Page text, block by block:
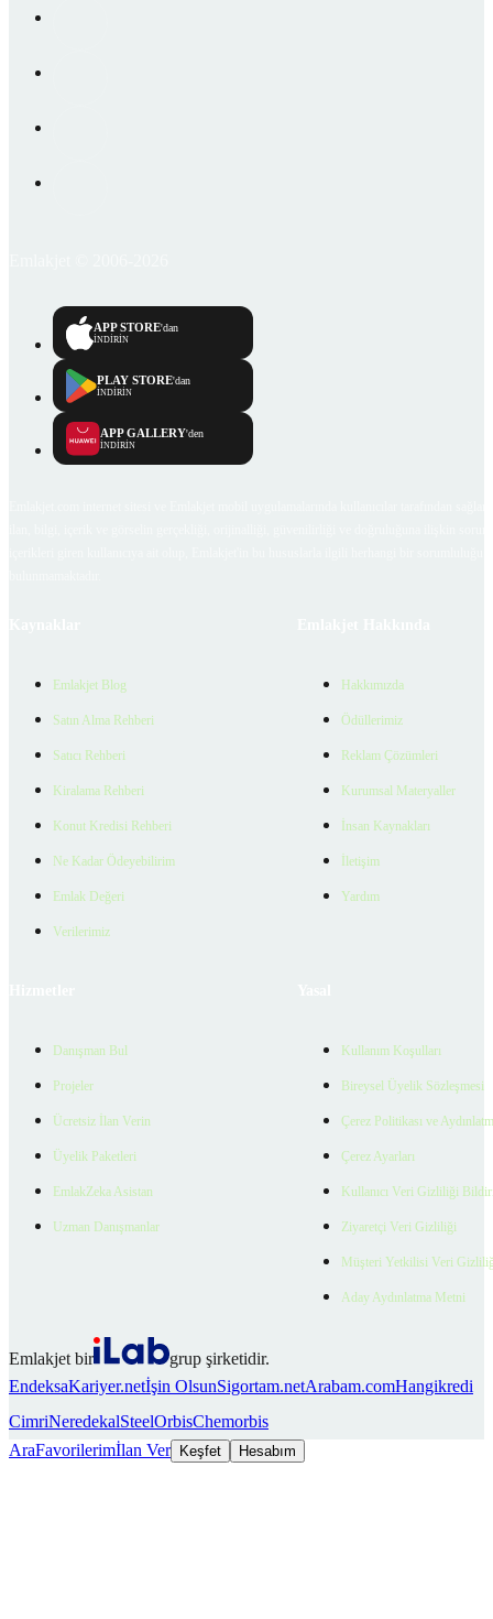
APP STORE'dan
İNDİRİN
PLAY STORE'dan
İNDİRİN
APP GALLERY'den
İNDİRİN
Emlakjet Blog
Satın Alma Rehberi
Satıcı Rehberi
Kiralama Rehberi
Konut Kredisi Rehberi
Ne Kadar Ödeyebilirim
Emlak Değeri
Verilerimiz
Hakkımızda
Ödüllerimiz
Reklam Çözümleri
Kurumsal Materyaller
İnsan Kaynakları
İletişim
Yardım
Danışman Bul
Projeler
Ücretsiz İlan Verin
Üyelik Paketleri
EmlakZeka Asistan
Uzman Danışmanlar
Kullanım Koşulları
Bireysel Üyelik Sözleşmesi
Çerez Politikası ve
Çerez Ayarları
Kullanıcı Veri Gizliliği
Ziyaretçi Veri Gizliliği
Müşteri Yetkilisi Veri
Aday Aydınlatma Metni
Emlakjet bir
grup şirketidir.
EndeksaKariyer.netİşin OlsunSigortam.netArabam.comHangikredi
CimriNeredekalSteelOrbisChemorbis
AraFavorilerimİlan Ver Keşfet Hesabım